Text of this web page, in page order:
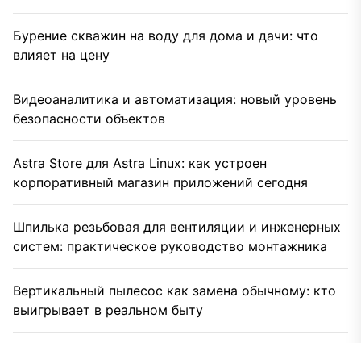
Бурение скважин на воду для дома и дачи: что
влияет на цену
Видеоаналитика и автоматизация: новый уровень
безопасности объектов
Astra Store для Astra Linux: как устроен
корпоративный магазин приложений сегодня
Шпилька резьбовая для вентиляции и инженерных
систем: практическое руководство монтажника
Вертикальный пылесос как замена обычному: кто
выигрывает в реальном быту